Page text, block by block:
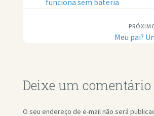
funciona sem bateria
Meu pai?
Deixe um comentário
O seu endereço de e-mail não será